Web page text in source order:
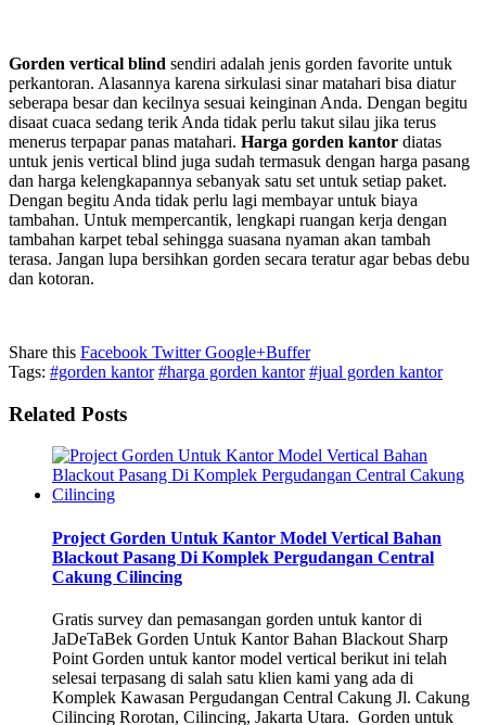
Gorden vertical blind sendiri adalah jenis gorden favorite untuk
perkantoran. Alasannya karena sirkulasi sinar matahari bisa diatur
seberapa besar dan kecilnya sesuai keinginan Anda. Dengan begitu
disaat cuaca sedang terik Anda tidak perlu takut silau jika terus
menerus terpapar panas matahari. Harga gorden kantor diatas
untuk jenis vertical blind juga sudah termasuk dengan harga pasang
dan harga kelengkapannya sebanyak satu set untuk setiap paket.
Dengan begitu Anda tidak perlu lagi membayar untuk biaya
tambahan. Untuk mempercantik, lengkapi ruangan kerja dengan
tambahan karpet tebal sehingga suasana nyaman akan tambah
terasa. Jangan lupa bersihkan gorden secara teratur agar bebas debu
dan kotoran.
Share this Facebook TwitterGoogle+Buffer
Tags: #gorden kantor #harga gorden kantor #jual gorden kantor
Related Posts
Project Gorden Untuk Kantor Model Vertical Bahan
Blackout Pasang Di Komplek Pergudangan Central
Cakung Cilincing
Gratis survey dan pemasangan gorden untuk kantor di
JaDeTaBek Gorden Untuk Kantor Bahan Blackout Sharp
Point Gorden untuk kantor model vertical berikut ini telah
selesai terpasang di salah satu klien kami yang ada di
Komplek Kawasan Pergudangan Central Cakung Jl. Cakung
Cilincing Rorotan, Cilincing, Jakarta Utara. Gorden untuk